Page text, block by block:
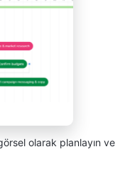
olarak planlayın ve